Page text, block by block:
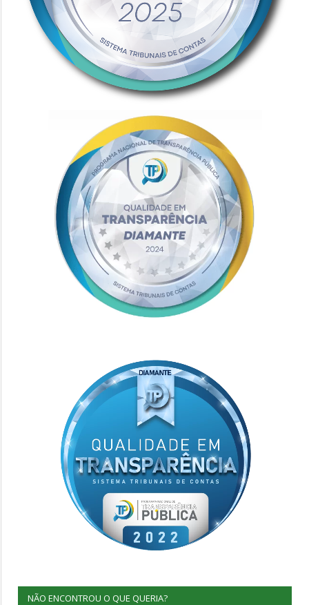
NÃO ENCONTROU O QUE QUERIA?